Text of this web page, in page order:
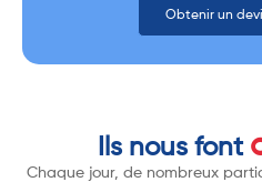
Obtenir un
Ils nous font
Chaque jour, de nombreux